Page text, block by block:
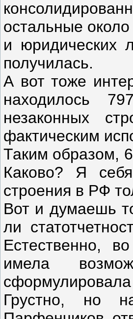
остальные
и юридических
получилась.
А вот тоже
находилось
незаконных
фактическим
Таким образом,
Каково? Я
строения в РФ
Вот и думаешь
ли
Естественно,
имела
Грустно, но